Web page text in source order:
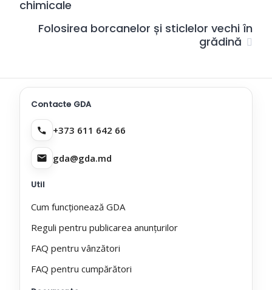
chimicale
Folosirea borcanelor și sticlelor vechi în
grădină
Contacte GDA
+373 611 642 66
gda@gda.md
Util
Cum funcționează GDA
Reguli pentru publicarea anunțurilor
FAQ pentru vânzători
FAQ pentru cumpărători